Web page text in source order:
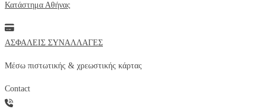
Κατάστημα Αθήνας
ΑΣΦΑΛΕΙΣ ΣΥΝΑΛΛΑΓΕΣ
Μέσω πιστωτικής & χρεωστικής κάρτας
Contact